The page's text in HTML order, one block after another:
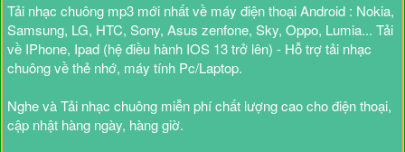
Tải nhạc chuông mp3 mới nhất về máy điện thoại Android : Nokia,
Samsung, LG, HTC, Sony, Asus zenfone, Sky, Oppo, Lumia... Tải
về IPhone, Ipad (hệ điều hành IOS 13 trở lên) - Hỗ trợ tải nhạc
chuông về thẻ nhớ, máy tính Pc/Laptop.
Nghe và Tải nhạc chuông miễn phí chất lượng cao cho điện thoại,
cập nhật hàng ngày, hàng giờ.